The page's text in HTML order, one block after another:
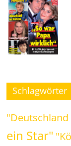
Schlagwörter
ein Star"